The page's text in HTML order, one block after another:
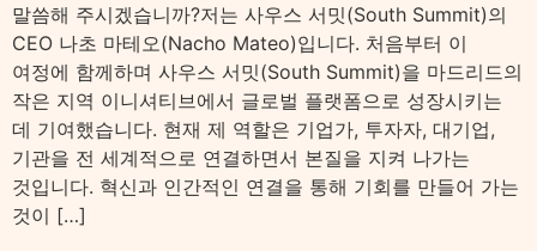
말씀해 주시겠습니까?저는 사우스 서밋(South Summit)의
CEO 나초 마테오(Nacho Mateo)입니다. 처음부터 이
여정에 함께하며 사우스 서밋(South Summit)을 마드리드의
작은 지역 이니셔티브에서 글로벌 플랫폼으로 성장시키는
데 기여했습니다. 현재 제 역할은 기업가, 투자자, 대기업,
기관을 전 세계적으로 연결하면서 본질을 지켜 나가는
것입니다. 혁신과 인간적인 연결을 통해 기회를 만들어 가는
것이 […]